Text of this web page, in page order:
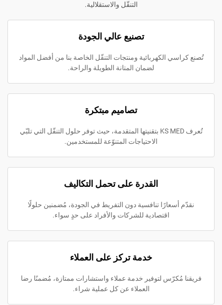
التنقّل والاستقلالية.
تصنيع عالي الجودة
الكهربائية ومنتجات التنقّل الخاصة بنا من أفضل المواد
لضمان المتانة الطويلة والراحة.
تصاميم مبتكرة
تُعرف KS MED بتقنيتها المتقدمة، حيث توفر حلول التنقّل التي تلبّي
الاحتياجات المتنوّعة للمستخدمين.
القدرة على تحمل التكاليف
تنافسية دون التفريط في الجودة، مُضمنين حلولًا
اقتصادية للشركات والأفراد على حدٍ سواء.
خدمة تركز على العملاء
لتوفير خدمة عملاء واستشارات ممتازة، مُضمنًا رضا
العملاء عن كل عملية شراء.